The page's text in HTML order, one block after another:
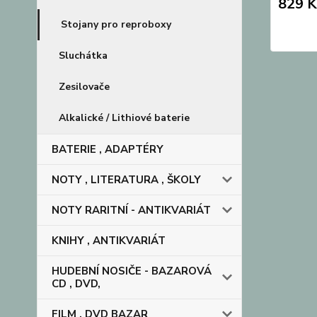
Stojany pro reproboxy
Sluchátka
Zesilovače
Alkalické / Lithiové baterie
BATERIE , ADAPTÉRY
NOTY , LITERATURA , ŠKOLY
NOTY RARITNÍ - ANTIKVARIÁT
KNIHY , ANTIKVARIÁT
HUDEBNÍ NOSIČE - BAZAROVÁ
CD , DVD,
FILM , DVD BAZAR
829